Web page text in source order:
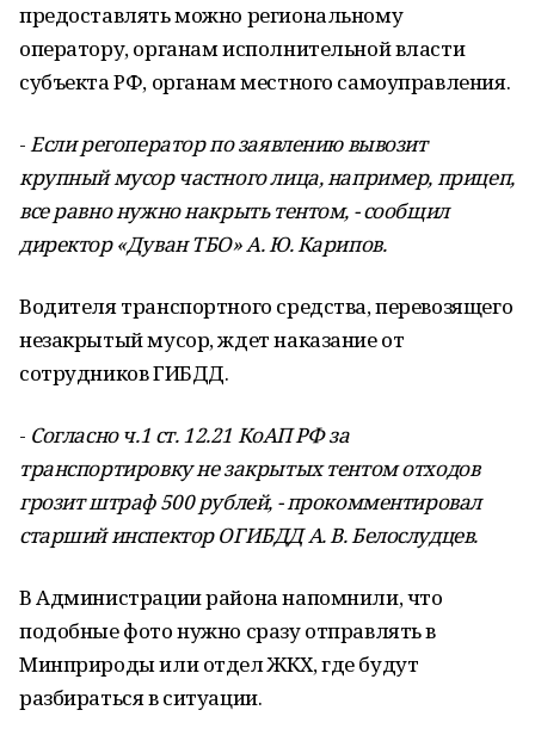
предоставлять можно региональному
оператору, органам исполнительной власти
субъекта РФ, органам местного самоуправления.
-Если регоператор по заявлению вывозит
крупный мусор частного лица, например, прицеп,
все равно нужно накрыть тентом, - сообщил
директор «Дуван ТБО» А. Ю. Карипов.
Водителя транспортного средства, перевозящего
незакрытый мусор, ждет наказание от
сотрудников ГИБДД.
- Согласно ч.1 ст. 12.21 КоАП РФ за
транспортировку не закрытых тентом отходов
грозит штраф 500 рублей, - прокомментировал
старший инспектор ОГИБДД А. В. Белослудцев.
В Администрации района напомнили, что
подобные фото нужно сразу отправлять в
Минприроды или отдел ЖКХ, где будут
разбираться в ситуации.